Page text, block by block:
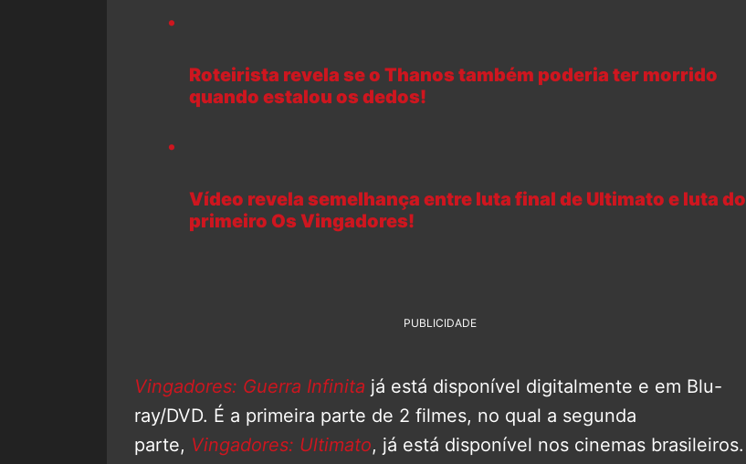
Roteirista revela se o Thanos também poderia ter morrido
quando estalou os dedos!
Vídeo revela semelhança entre luta final de Ultimato e luta do
primeiro Os Vingadores!
PUBLICIDADE
Vingadores: Guerra Infinita já está disponível digitalmente e em Blu-
ray/DVD. É a primeira parte de 2 filmes, no qual a segunda
parte, Vingadores: Ultimato, já está disponível nos cinemas brasileiros.